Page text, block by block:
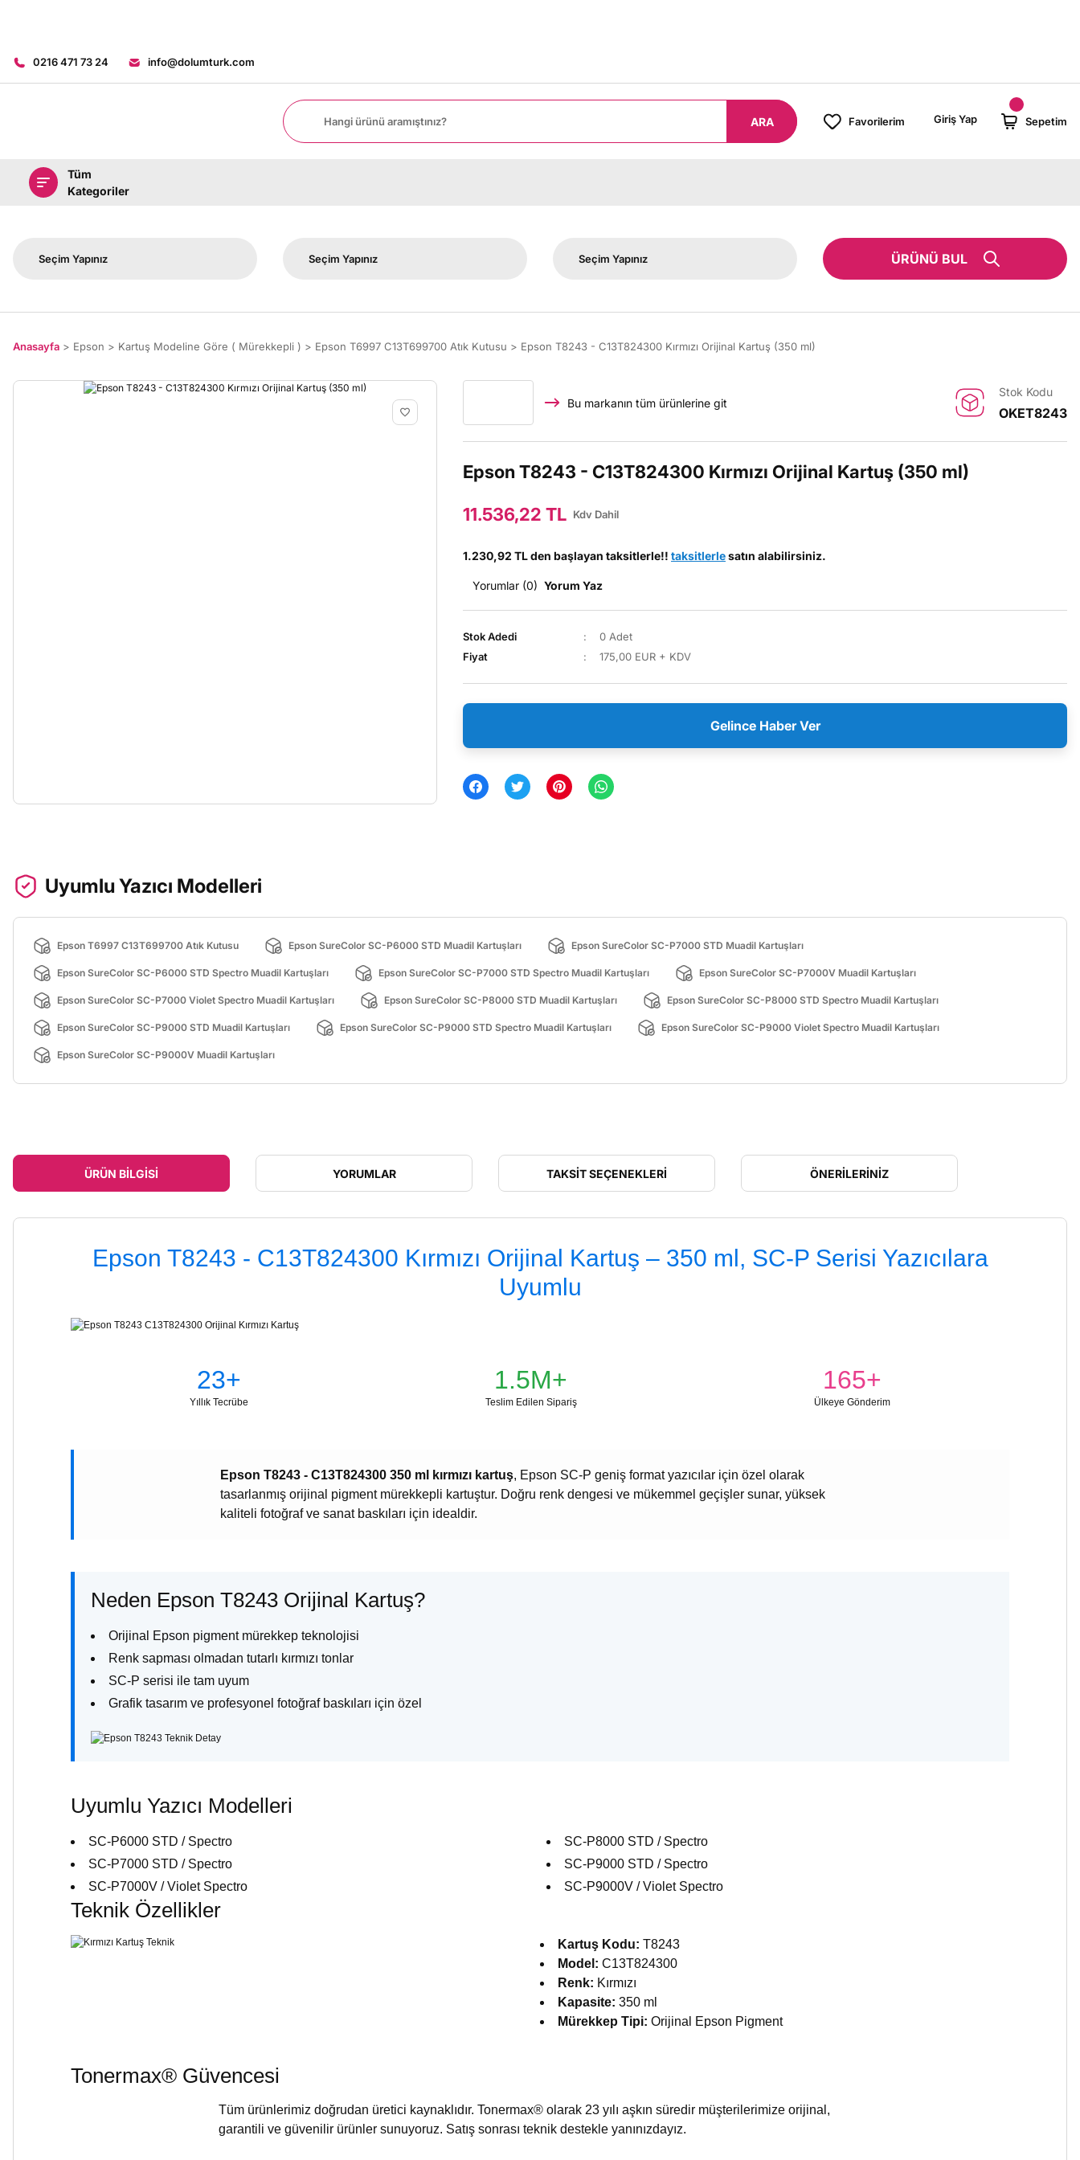
0216 471 73 24 info@dolumturk.com
ARA Favorilerim Giriş Yap Sepetim
Tüm
Kategoriler
ÜRÜNÜ BUL
Anasayfa Epson Kartuş Modeline Göre ( Mürekkepli ) Epson T6997 C13T699700 Atık Kutusu Epson T8243 - C13T824300 Kırmızı Orijinal Kartuş (350 ml)
Bu markanın tüm ürünlerine git
Stok Kodu
OKET8243
Epson T8243 - C13T824300 Kırmızı Orijinal Kartuş (350 ml)
11.536,22 TL Kdv Dahil
1.230,92 TL den başlayan taksitlerle!! taksitlerlesatın alabilirsiniz.
Yorumlar (0) Yorum Yaz
Stok Adedi
0 Adet
Fiyat
175,00 EUR + KDV
Gelince Haber Ver
Uyumlu Yazıcı Modelleri
Epson T6997 C13T699700 Atık Kutusu Epson SureColor SC-P6000 STD Muadil Kartuşları Epson SureColor SC-P7000 STD Muadil Kartuşları
Epson SureColor SC-P6000 STD Spectro Muadil Kartuşları Epson SureColor SC-P7000 STD Spectro Muadil Kartuşları Epson SureColor SC-P7000V Muadil Kartuşları
Epson SureColor SC-P7000 Violet Spectro Muadil Kartuşları Epson SureColor SC-P8000 STD Muadil Kartuşları Epson SureColor SC-P8000 STD Spectro Muadil Kartuşları
Epson SureColor SC-P9000 STD Muadil Kartuşları Epson SureColor SC-P9000 STD Spectro Muadil Kartuşları Epson SureColor SC-P9000 Violet Spectro Muadil Kartuşları
Epson SureColor SC-P9000V Muadil Kartuşları
ÜRÜN BILGISI YORUMLAR TAKSIT SEÇENEKLERI ÖNERILERINIZ
Epson T8243 - C13T824300 Kırmızı Orijinal Kartuş – 350 ml, SC-P Serisi Yazıcılara
Uyumlu
23+
Yıllık Tecrübe
1.5M+
Teslim Edilen Sipariş
165+
Ülkeye Gönderim
Epson T8243 - C13T824300 350 ml kırmızı kartuş, Epson SC-P geniş format yazıcılar için özel olarak
tasarlanmış orijinal pigment mürekkepli kartuştur. Doğru renk dengesi ve mükemmel geçişler sunar, yüksek
kaliteli fotoğraf ve sanat baskıları için idealdir.
Neden Epson T8243 Orijinal Kartuş?
Orijinal Epson pigment mürekkep teknolojisi
Renk sapması olmadan tutarlı kırmızı tonlar
SC-P serisi ile tam uyum
Grafik tasarım ve profesyonel fotoğraf baskıları için özel
Uyumlu Yazıcı Modelleri
SC-P6000 STD / Spectro
SC-P7000 STD / Spectro
SC-P7000V / Violet Spectro
SC-P8000 STD / Spectro
SC-P9000 STD / Spectro
SC-P9000V / Violet Spectro
Teknik Özellikler
Kartuş Kodu: T8243
Model: C13T824300
Renk: Kırmızı
Kapasite: 350 ml
Mürekkep Tipi: Orijinal Epson Pigment
Tonermax® Güvencesi
Tüm ürünlerimiz doğrudan üretici kaynaklıdır. Tonermax® olarak 23 yılı aşkın süredir müşterilerimize orijinal,
garantili ve güvenilir ürünler sunuyoruz. Satış sonrası teknik destekle yanınızdayız.